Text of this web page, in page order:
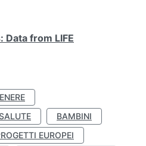
from LIFE
BAMBINI
EUROPEI